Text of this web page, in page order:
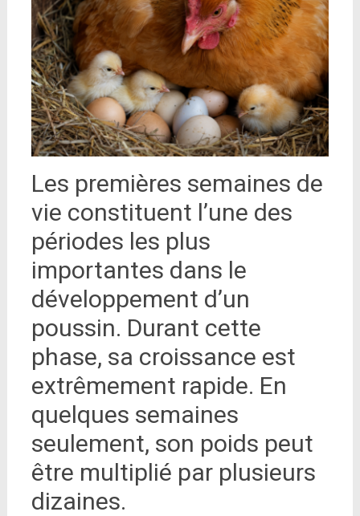
Les premières semaines de
vie constituent l’une des
périodes les plus
importantes dans le
développement d’un
poussin. Durant cette
phase, sa croissance est
extrêmement rapide. En
quelques semaines
seulement, son poids peut
être multiplié par plusieurs
dizaines.